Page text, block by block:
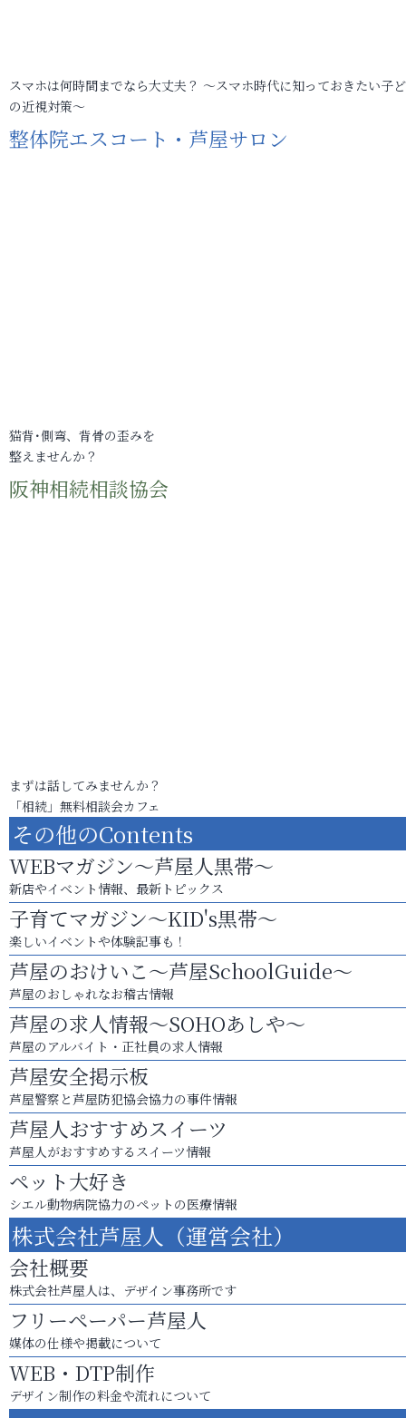
スマホは何時間までなら大丈夫？ ～スマホ時代に知っておきたい子
の近視対策～
整体院エスコート・芦屋サロン
猫背･側弯、背骨の歪みを
整えませんか？
阪神相続相談協会
まずは話してみませんか？
「相続」無料相談会カフェ
その他のContents
WEBマガジン～芦屋人黒帯～
新店やイベント情報、最新トピックス
子育てマガジン～KID's黒帯～
楽しいイベントや体験記事も！
芦屋のおけいこ～芦屋SchoolGuide～
芦屋のおしゃれなお稽古情報
芦屋の求人情報～SOHOあしや～
芦屋のアルバイト・正社員の求人情報
芦屋安全掲示板
芦屋警察と芦屋防犯協会協力の事件情報
芦屋人おすすめスイーツ
芦屋人がおすすめするスイーツ情報
ペット大好き
シエル動物病院協力のペットの医療情報
株式会社芦屋人（運営会社）
会社概要
株式会社芦屋人は、デザイン事務所です
フリーペーパー芦屋人
媒体の仕様や掲載について
WEB・DTP制作
デザイン制作の料金や流れについて